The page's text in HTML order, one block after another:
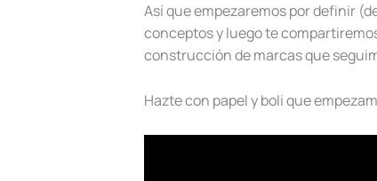
Así que empezaremos por definir
conceptos y luego te
construcción de marcas que
Hazte con papel y boli que